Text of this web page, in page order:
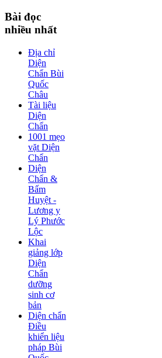
Bài đọc
nhiều nhất
Địa chỉ
Diện
Chẩn Bùi
Quốc
Châu
Tài liệu
Diện
Chẩn
1001 mẹo
vặt Diện
Chẩn
Diện
Chẩn &
Bấm
Huyệt -
Lương y
Lý Phước
Lộc
Khai
giảng lớp
Diện
Chẩn
dưỡng
sinh cơ
bản
Diện chẩn
Điều
khiển liệu
pháp Bùi